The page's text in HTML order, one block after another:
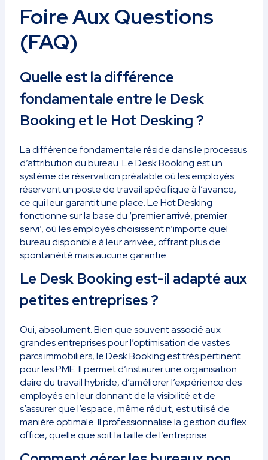
Foire Aux Questions
(FAQ)
Quelle est la différence
fondamentale entre le Desk
Booking et le Hot Desking ?
La différence fondamentale réside dans le processus
d’attribution du bureau. Le Desk Booking est un
système de réservation préalable où les employés
réservent un poste de travail spécifique à l’avance,
ce qui leur garantit une place. Le Hot Desking
fonctionne sur la base du ‘premier arrivé, premier
servi’, où les employés choisissent n’importe quel
bureau disponible à leur arrivée, offrant plus de
spontanéité mais aucune garantie.
Le Desk Booking est-il adapté aux
petites entreprises ?
Oui, absolument. Bien que souvent associé aux
grandes entreprises pour l’optimisation de vastes
parcs immobiliers, le Desk Booking est très pertinent
pour les PME. Il permet d’instaurer une organisation
claire du travail hybride, d’améliorer l’expérience des
employés en leur donnant de la visibilité et de
s’assurer que l’espace, même réduit, est utilisé de
manière optimale. Il professionnalise la gestion du flex
office, quelle que soit la taille de l’entreprise.